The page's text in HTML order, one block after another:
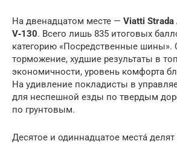
На двенадцатом месте — Viatti
V‑130. Всего лишь 835 итоговых
категорию «Посредственные шины».
торможение, худшие результаты в
экономичности, уровень комфорта
На удивление покладисты в
для неспешной езды по твердым
по грунтовым.
Десятое и одиннадцатое местá делят